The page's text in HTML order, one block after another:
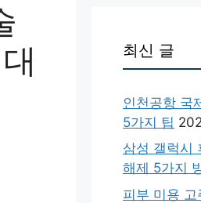
최신 글
인천공항 국
5가지 팁
삼성 갤럭시
해제 5가지
피부 미용